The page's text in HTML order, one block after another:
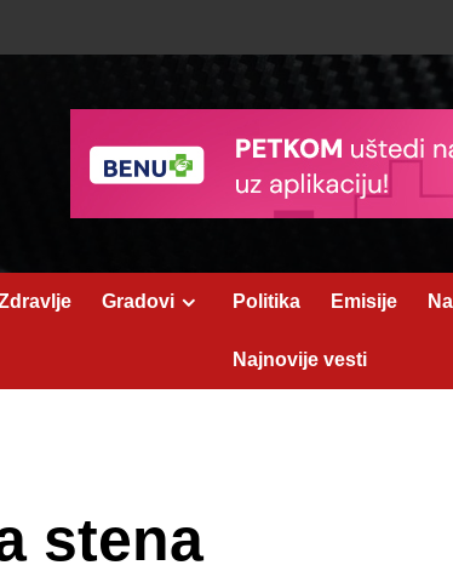
Gradovi Politika Emisije
Najnovije vesti
stena